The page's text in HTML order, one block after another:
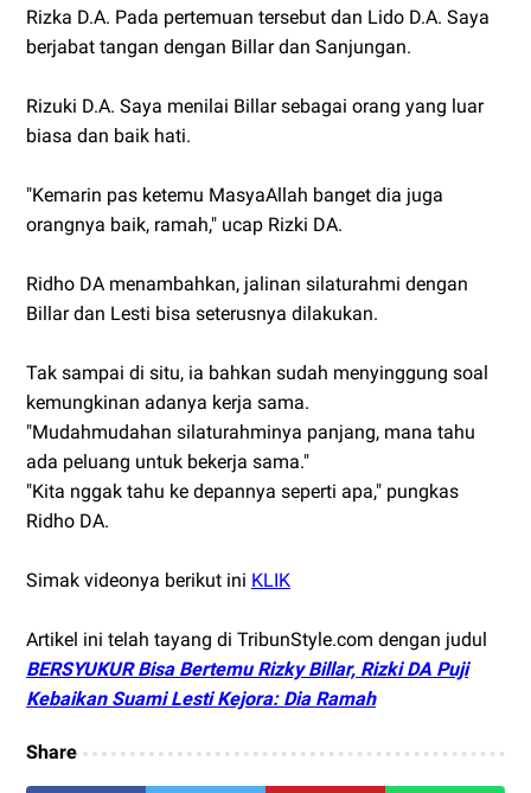
Rizka D.A. Pada pertemuan tersebut dan Lido D.A. Saya
berjabat tangan dengan Billar dan Sanjungan.
Rizuki D.A. Saya menilai Billar sebagai orang yang luar
biasa dan baik hati.
"Kemarin pas ketemu MasyaAllah banget dia juga
orangnya baik, ramah," ucap Rizki DA.
Ridho DA menambahkan, jalinan silaturahmi dengan
Billar dan Lesti bisa seterusnya dilakukan.
Tak sampai di situ, ia bahkan sudah menyinggung soal
kemungkinan adanya kerja sama.
"Mudahmudahan silaturahminya panjang, mana tahu
ada peluang untuk bekerja sama."
"Kita nggak tahu ke depannya seperti apa," pungkas
Ridho DA.
Simak videonya berikut ini KLIK
Artikel ini telah tayang di TribunStyle.com dengan judul
BERSYUKUR Bisa Bertemu Rizky Billar, Rizki DA Puji
Kebaikan Suami Lesti Kejora: Dia Ramah
Share